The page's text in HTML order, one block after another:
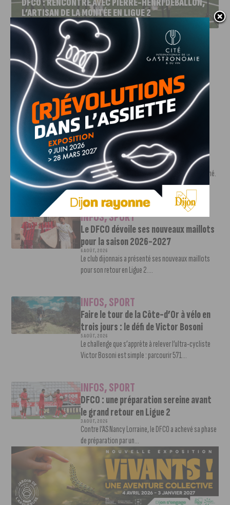
DFCO : RENCONTRE AVEC PIERRE-HENRI DEBALLON,
L’ARTISAN DE LA MONTÉE EN LIGUE 2
INFOS,SPORT
DFCO : Rencontre avec Pierre-Henri
Deballon, l’artisan de la montée en
Ligue 2
7 AOÛT, 2026
Le DFCO est de retour en Ligue 2 après trois ans
d’absence. La saison...
INFOS SPORT
Nouvelle arrivée à la JDA Basket,
Shevon Thompson est dijonnais
7 AOÛT, 2026
Le mercato estival de la JDA n’est pas encore terminé.
Une nouvelle recrue vient...
INFOS,SPORT
Le DFCO dévoile ses nouveaux maillots
pour la saison 2026-2027
6 AOÛT, 2026
Le club dijonnais a présenté ses nouveaux maillots
pour son retour en Ligue 2....
INFOS,SPORT
Faire le tour de la Côte-d’Or à vélo en
trois jours : le défi de Victor Bosoni
5 AOÛT, 2026
Le challenge que s’apprête à relever l’ultra-cycliste
Victor Bosoni est simple : parcourir 571...
INFOS,SPORT
DFCO : une préparation sereine avant
le grand retour en Ligue 2
3 AOÛT, 2026
Contre l’AS Nancy Lorraine, le DFCO a achevé sa phase
de préparation par un...